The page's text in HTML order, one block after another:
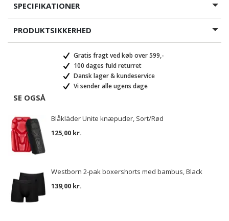
SPECIFIKATIONER
PRODUKTSIKKERHED
Gratis fragt ved køb over 599,-
100 dages fuld returret
Dansk lager & kundeservice
Vi sender alle ugens dage
SE OGSÅ
Blåkläder Unite knæpuder, Sort/Rød
125,00 kr.
Westborn 2-pak boxershorts med bambus, Black
139,00 kr.